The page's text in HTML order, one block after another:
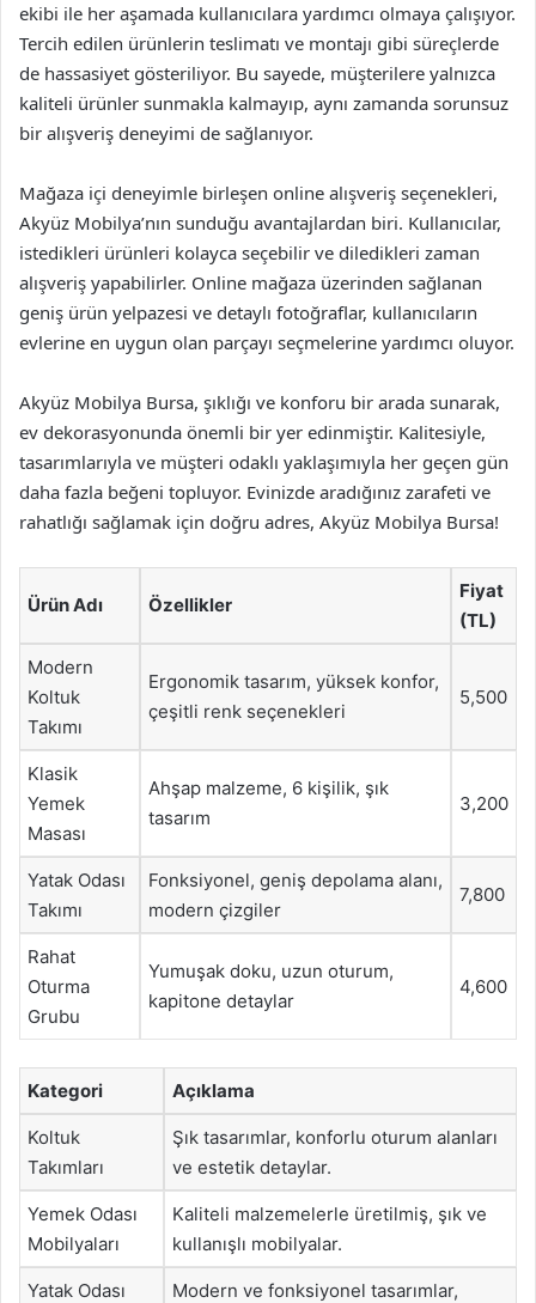
ekibi ile her aşamada kullanıcılara yardımcı olmaya çalışıyor.
Tercih edilen ürünlerin teslimatı ve montajı gibi süreçlerde
de hassasiyet gösteriliyor. Bu sayede, müşterilere yalnızca
kaliteli ürünler sunmakla kalmayıp, aynı zamanda sorunsuz
bir alışveriş deneyimi de sağlanıyor.
Mağaza içi deneyimle birleşen online alışveriş seçenekleri,
Akyüz Mobilya’nın sunduğu avantajlardan biri. Kullanıcılar,
istedikleri ürünleri kolayca seçebilir ve diledikleri zaman
alışveriş yapabilirler. Online mağaza üzerinden sağlanan
geniş ürün yelpazesi ve detaylı fotoğraflar, kullanıcıların
evlerine en uygun olan parçayı seçmelerine yardımcı oluyor.
Akyüz Mobilya Bursa, şıklığı ve konforu bir arada sunarak,
ev dekorasyonunda önemli bir yer edinmiştir. Kalitesiyle,
tasarımlarıyla ve müşteri odaklı yaklaşımıyla her geçen gün
daha fazla beğeni topluyor. Evinizde aradığınız zarafeti ve
rahatlığı sağlamak için doğru adres, Akyüz Mobilya Bursa!
Ürün Adı Özellikler
Fiyat
(TL)
Modern
Koltuk
Takımı
Ergonomik tasarım, yüksek konfor,
çeşitli renk seçenekleri
5,500
Klasik
Yemek
Masası
Ahşap malzeme, 6 kişilik, şık
tasarım
3,200
Yatak Odası
Takımı
Fonksiyonel, geniş depolama alanı,
modern çizgiler
7,800
Rahat
Oturma
Grubu
Yumuşak doku, uzun oturum,
kapitone detaylar
4,600
Kategori Açıklama
Koltuk
Takımları
Şık tasarımlar, konforlu oturum alanları
ve estetik detaylar.
Yemek Odası
Mobilyaları
Kaliteli malzemelerle üretilmiş, şık ve
kullanışlı mobilyalar.
Yatak Odası
Modern ve fonksiyonel tasarımlar,